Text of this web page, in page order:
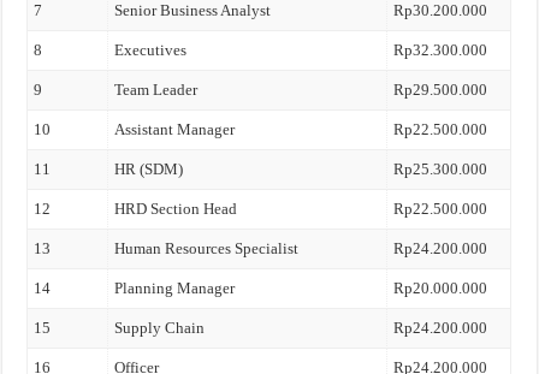
7 Senior Business Analyst Rp30.200.000
8 Executives Rp32.300.000
9 Team Leader Rp29.500.000
10 Assistant Manager Rp22.500.000
11 HR (SDM) Rp25.300.000
12 HRD Section Head Rp22.500.000
13 Human Resources Specialist Rp24.200.000
14 Planning Manager Rp20.000.000
15 Supply Chain Rp24.200.000
16 Officer Rp24.200.000